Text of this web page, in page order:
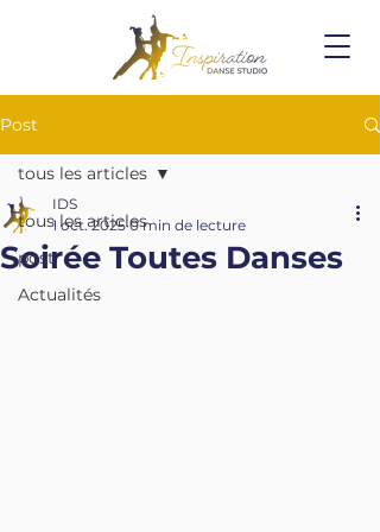
Post
tous les articles
post
Actualités
tous les articles
Soirée Toutes Danses
IDS
1 oct. 2025 0 min de lecture